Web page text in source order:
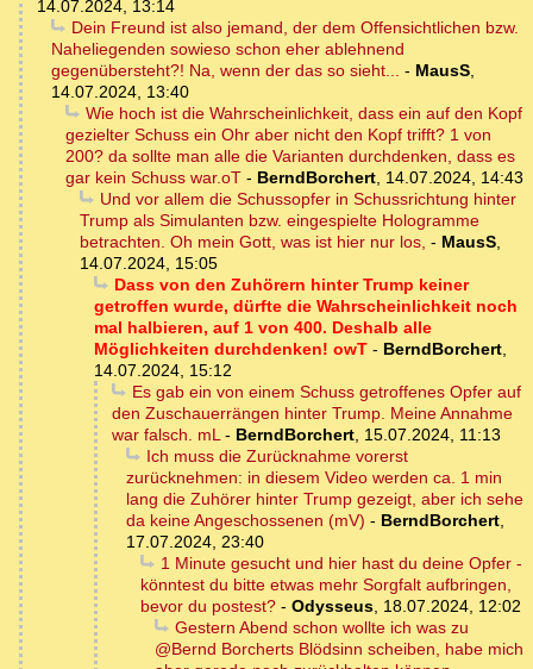
14.07.2024, 13:14
Dein Freund ist also jemand, der dem Offensichtlichen bzw.
Naheliegenden sowieso schon eher ablehnend
gegenübersteht?! Na, wenn der das so sieht... - MausS,
14.07.2024, 13:40
Wie hoch ist die Wahrscheinlichkeit, dass ein auf den Kopf
gezielter Schuss ein Ohr aber nicht den Kopf trifft? 1 von
200? da sollte man alle die Varianten durchdenken, dass es
gar kein Schuss war.oT - BerndBorchert, 14.07.2024, 14:43
Und vor allem die Schussopfer in Schussrichtung hinter
Trump als Simulanten bzw. eingespielte Hologramme
betrachten. Oh mein Gott, was ist hier nur los, - MausS,
14.07.2024, 15:05
Dass von den Zuhörern hinter Trump keiner
getroffen wurde, dürfte die Wahrscheinlichkeit noch
mal halbieren, auf 1 von 400. Deshalb alle
Möglichkeiten durchdenken! owT - BerndBorchert,
14.07.2024, 15:12
Es gab ein von einem Schuss getroffenes Opfer auf
den Zuschauerrängen hinter Trump. Meine Annahme
war falsch. mL- BerndBorchert, 15.07.2024, 11:13
Ich muss die Zurücknahme vorerst
zurücknehmen: in diesem Video werden ca. 1 min
lang die Zuhörer hinter Trump gezeigt, aber ich sehe
da keine Angeschossenen (mV) - BerndBorchert,
17.07.2024, 23:40
1 Minute gesucht und hier hast du deine Opfer -
könntest du bitte etwas mehr Sorgfalt aufbringen,
bevor du postest? - Odysseus, 18.07.2024, 12:02
Gestern Abend schon wollte ich was zu
@Bernd Borcherts Blödsinn scheiben, habe mich